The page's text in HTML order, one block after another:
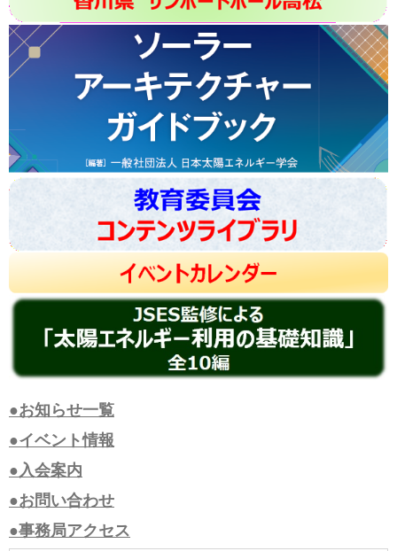
●お知らせ一覧
●イベント情報
●入会案内
●お問い合わせ
●事務局アクセス